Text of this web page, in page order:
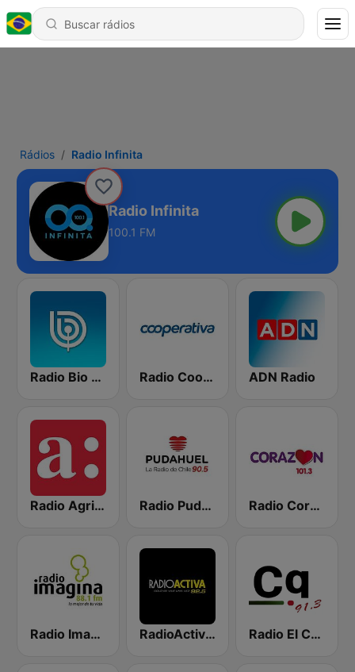
Rádios Radio Infinita
Radio Infinita
100.1 FM
Radio Bio Bio Santiago Radio Cooperativa ADN Radio
Radio Agricultura Radio Pudahuel Radio Corazón FM
Radio Imagina RadioActiva 92.5 Radio El Conquistador